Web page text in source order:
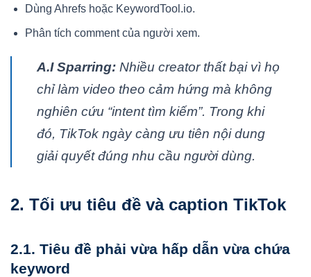
Dùng Ahrefs hoặc KeywordTool.io.
Phân tích comment của người xem.
A.I Sparring:Nhiều creator thất bại vì họ
chỉ làm video theo cảm hứng mà không
nghiên cứu “intent tìm kiếm”. Trong khi
đó, TikTok ngày càng ưu tiên nội dung
giải quyết đúng nhu cầu người dùng.
2. Tối ưu tiêu đề và caption TikTok
2.1. Tiêu đề phải vừa hấp dẫn vừa chứa
keyword